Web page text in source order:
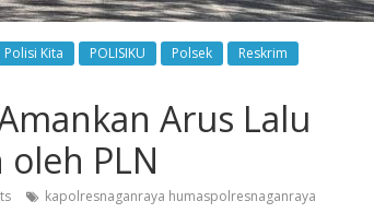
Polisi Kita POLISIKU Polsek
Reskrim
Arus Lalu
PLN
kapolresnaganraya humaspolresnaganraya